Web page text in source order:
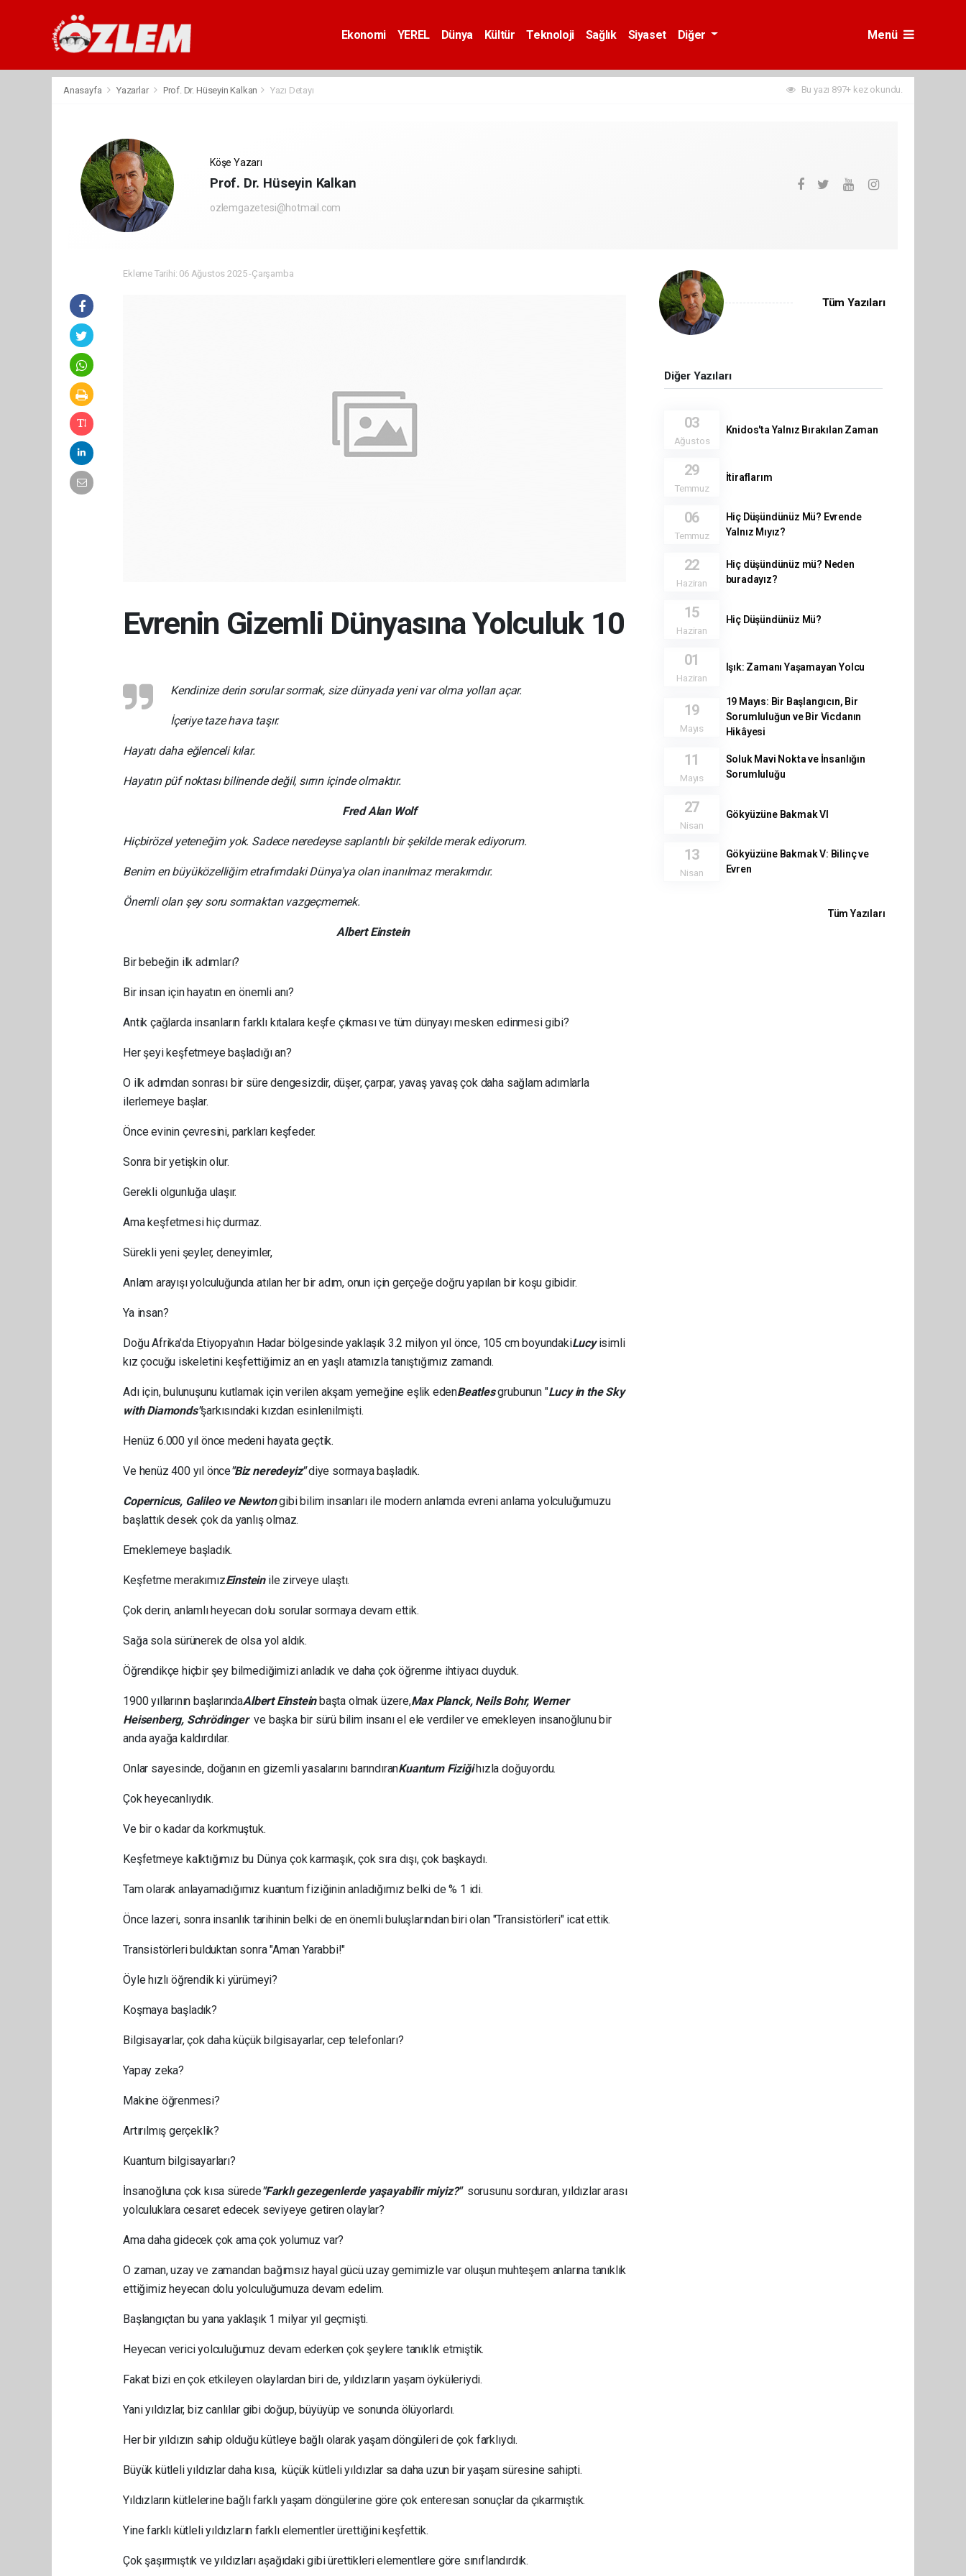
Ekonomi YEREL Dünya Kültür Teknoloji Sağlık Siyaset Diğer Menü
Anasayfa Yazarlar Prof. Dr. Hüseyin Kalkan Yazı Detayı Bu yazı 897+ kez okundu.
Köşe Yazarı
Prof. Dr. Hüseyin Kalkan
ozlemgazetesi@hotmail.com
Ekleme Tarihi: 06 Ağustos 2025 -Çarşamba
Evrenin Gizemli Dünyasına Yolculuk 10
Kendinize derin sorular sormak, size dünyada yeni var olma yolları açar.
İçeriye taze hava taşır.
Hayatı daha eğlenceli kılar.
Hayatın püf noktası bilinende değil, sırrın içinde olmaktır.
Fred Alan Wolf
Hiçbirözel yeteneğim yok. Sadece neredeyse saplantılı bir şekilde merak ediyorum.
Benim en büyüközelliğim etrafımdaki Dünya'ya olan inanılmaz merakımdır.
Önemli olan şey soru sormaktan vazgeçmemek.
Albert Einstein
Bir bebeğin ilk adımları?
Bir insan için hayatın en önemli anı?
Antik çağlarda insanların farklı kıtalara keşfe çıkması ve tüm dünyayı mesken edinmesi gibi?
Her şeyi keşfetmeye başladığı an?
O ilk adımdan sonrası bir süre dengesizdir, düşer, çarpar, yavaş yavaş çok daha sağlam adımlarla
ilerlemeye başlar.
Önce evinin çevresini, parkları keşfeder.
Sonra bir yetişkin olur.
Gerekli olgunluğa ulaşır.
Ama keşfetmesi hiç durmaz.
Sürekli yeni şeyler, deneyimler,
Anlam arayışı yolculuğunda atılan her bir adım, onun için gerçeğe doğru yapılan bir koşu gibidir.
Ya insan?
Doğu Afrika'da Etiyopya'nın Hadar bölgesinde yaklaşık 3.2 milyon yıl önce, 105 cm boyundakiLucyisimli
kız çocuğu iskeletini keşfettiğimiz an en yaşlı atamızla tanıştığımız zamandı.
Adı için, bulunuşunu kutlamak için verilen akşam yemeğine eşlik edenBeatlesgrubunun "Lucy in the Sky
with Diamonds"şarkısındaki kızdan esinlenilmişti.
Henüz 6.000 yıl önce medeni hayata geçtik.
Ve henüz 400 yıl önce"Biz neredeyiz"diye sormaya başladık.
Copernicus, Galileo ve Newtongibi bilim insanları ile modern anlamda evreni anlama yolculuğumuzu
başlattık desek çok da yanlış olmaz.
Emeklemeye başladık.
Keşfetme merakımızEinsteinile zirveye ulaştı.
Çok derin, anlamlı heyecan dolu sorular sormaya devam ettik.
Sağa sola sürünerek de olsa yol aldık.
Öğrendikçe hiçbir şey bilmediğimizi anladık ve daha çok öğrenme ihtiyacı duyduk.
1900 yıllarının başlarındaAlbert Einsteinbaşta olmak üzere,Max Planck, Neils Bohr, Werner
Heisenberg, Schrödingerve başka bir sürü bilim insanı el ele verdiler ve emekleyen insanoğlunu bir
anda ayağa kaldırdılar.
Onlar sayesinde, doğanın en gizemli yasalarını barındıranKuantum Fiziğihızla doğuyordu.
Çok heyecanlıydık.
Ve bir o kadar da korkmuştuk.
Keşfetmeye kalktığımız bu Dünya çok karmaşık, çok sıra dışı, çok başkaydı.
Tam olarak anlayamadığımız kuantum fiziğinin anladığımız belki de % 1 idi.
Önce lazeri, sonra insanlık tarihinin belki de en önemli buluşlarından biri olan "Transistörleri" icat ettik.
Transistörleri bulduktan sonra "Aman Yarabbi!"
Öyle hızlı öğrendik ki yürümeyi?
Koşmaya başladık?
Bilgisayarlar, çok daha küçük bilgisayarlar, cep telefonları?
Yapay zeka?
Makine öğrenmesi?
Artırılmış gerçeklik?
Kuantum bilgisayarları?
İnsanoğluna çok kısa sürede"Farklı gezegenlerde yaşayabilir miyiz?"sorusunu sorduran, yıldızlar arası
yolculuklara cesaret edecek seviyeye getiren olaylar?
Ama daha gidecek çok ama çok yolumuz var?
O zaman, uzay ve zamandan bağımsız hayal gücü uzay gemimizle var oluşun muhteşem anlarına tanıklık
ettiğimiz heyecan dolu yolculuğumuza devam edelim.
Başlangıçtan bu yana yaklaşık 1 milyar yıl geçmişti.
Heyecan verici yolculuğumuz devam ederken çok şeylere tanıklık etmiştik.
Fakat bizi en çok etkileyen olaylardan biri de, yıldızların yaşam öyküleriydi.
Yani yıldızlar, biz canlılar gibi doğup, büyüyüp ve sonunda ölüyorlardı.
Her bir yıldızın sahip olduğu kütleye bağlı olarak yaşam döngüleri de çok farklıydı.
Büyük kütleli yıldızlar daha kısa, küçük kütleli yıldızlar sa daha uzun bir yaşam süresine sahipti.
Yıldızların kütlelerine bağlı farklı yaşam döngülerine göre çok enteresan sonuçlar da çıkarmıştık.
Yine farklı kütleli yıldızların farklı elementler ürettiğini keşfettik.
Çok şaşırmıştık ve yıldızları aşağıdaki gibi ürettikleri elementlere göre sınıflandırdık.
Tüm Yazıları
Diğer Yazıları
03
Ağustos
Knidos'ta Yalnız Bırakılan Zaman
29
Temmuz
İtiraflarım
06
Temmuz
Hiç Düşündünüz Mü? Evrende
Yalnız Mıyız?
22
Haziran
Hiç düşündünüz mü? Neden
buradayız?
15
Haziran
Hiç Düşündünüz Mü?
01
Haziran
Işık: Zamanı Yaşamayan Yolcu
19
Mayıs
19 Mayıs: Bir Başlangıcın, Bir
Sorumluluğun ve Bir Vicdanın
Hikâyesi
11
Mayıs
Soluk Mavi Nokta ve İnsanlığın
Sorumluluğu
27
Nisan
Gökyüzüne Bakmak VI
13
Nisan
Gökyüzüne Bakmak V: Bilinç ve
Evren
Tüm Yazıları